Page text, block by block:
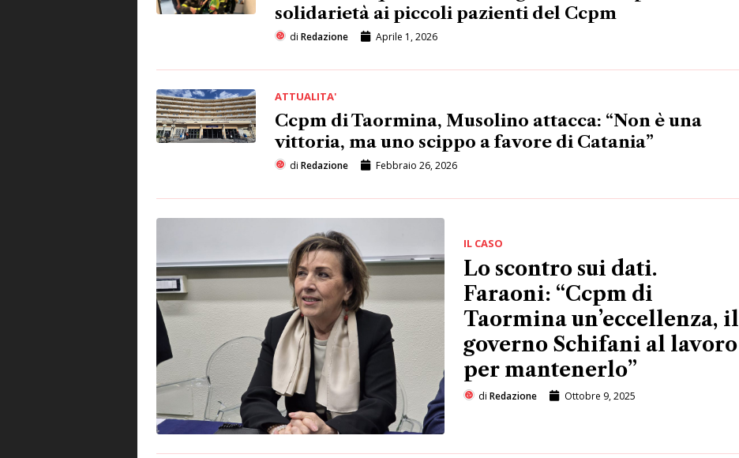
solidarietà ai piccoli pazienti del Ccpm
di Redazione Aprile 1, 2026
ATTUALITA'
Ccpm di Taormina, Musolino attacca: “Non è una
vittoria, ma uno scippo a favore di Catania”
di Redazione Febbraio 26, 2026
IL CASO
Lo scontro sui dati.
Faraoni: “Ccpm di
Taormina un’eccellenza, il
governo Schifani al lavoro
per mantenerlo”
di Redazione Ottobre 9, 2025